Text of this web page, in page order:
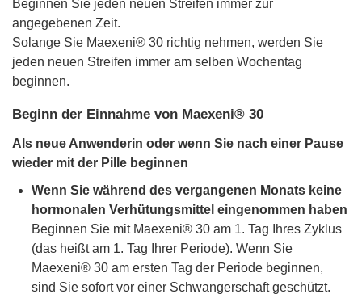
Beginnen Sie jeden neuen Streifen immer zur
angegebenen Zeit.
Solange Sie Maexeni® 30 richtig nehmen, werden Sie
jeden neuen Streifen immer am selben Wochentag
beginnen.
Beginn der Einnahme von Maexeni® 30
Als neue Anwenderin oder wenn Sie nach einer Pause
wieder mit der Pille beginnen
Wenn Sie während des vergangenen Monats keine
hormonalen Verhütungsmittel eingenommen haben
Beginnen Sie mit Maexeni® 30 am 1. Tag Ihres Zyklus
(das heißt am 1. Tag Ihrer Periode). Wenn Sie
Maexeni® 30 am ersten Tag der Periode beginnen,
sind Sie sofort vor einer Schwangerschaft geschützt.